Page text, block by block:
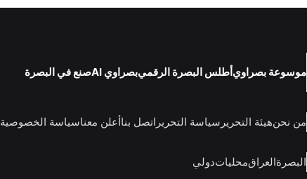
موسوعة بصراويأطلس البصرة الرقميبصراوي AI صنع في البصرة
من نحنهيئة التحرير سياسة التحرير اتصل بناأعلن معناسياسة الخصوصية
البصرةالعراقمحلياتدولي